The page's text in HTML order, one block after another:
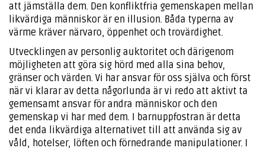
att jämställa dem. Den konfliktfria gemenskapen mellan
likvärdiga människor är en illusion. Båda typerna av
värme kräver närvaro, öppenhet och trovärdighet.
Utvecklingen av personlig auktoritet och därigenom
möjligheten att göra sig hörd med alla sina behov,
gränser och värden. Vi har ansvar för oss själva och först
när vi klarar av detta någorlunda är vi redo att aktivt ta
gemensamt ansvar för andra människor och den
gemenskap vi har med dem. I barnuppfostran är detta
det enda likvärdiga alternativet till att använda sig av
våld, hotelser, löften och förnedrande manipulationer. I